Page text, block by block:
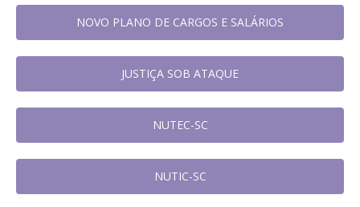
NOVO PLANO DE CARGOS E SALÁRIOS
JUSTIÇA SOB ATAQUE
NUTEC-SC
NUTIC-SC